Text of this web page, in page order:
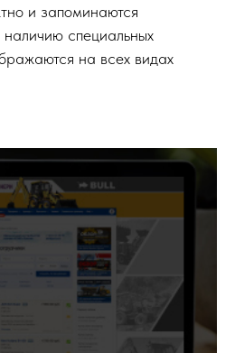
и запоминаются
специальных
на всех видах